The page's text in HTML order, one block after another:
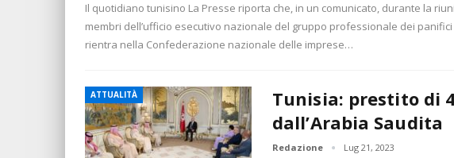
Il quotidiano tunisino La Presse riporta che, in un comunicato, durante la
membri dell’ufficio esecutivo nazionale del gruppo professionale dei
rientra nella Confederazione nazionale delle imprese…
ATTUALITÀ
Tunisia: prestito di
dall’Arabia Saudita
Redazione Lug 21, 2023